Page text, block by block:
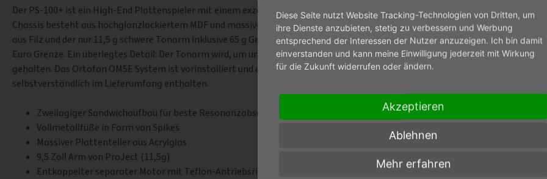
Der PS-100+ ist ein High-End Plattenspieler mit einem exzellenten Preis-Leistungs-Verhältnis! Ausgestattet mit einem 1,5 kg
Chassis besteht aus hochglanzlackiertem MDF und massiven, präzise gearbeiteten Aluminiumsockeln; dieser ruht auf
aus Filz und der nur 11,5 g schwere Tonarm inklusive 65 g Gegengewicht sowie ein Antiskating-Gewicht runden die Ausstattung
Euro Grenze. Ein überlegtes Detail: Der Tonarm wird, um unschöne Clip-Halterungen, eine unschöne Optik und einen
gehalten. Das Ortofon OM5E System ist vorinstalliert und ausgerichtet. Ein Chinch-Anschlusskabel mit Erdung und ein Paar
selbstverständlich im Lieferumfang enthalten.
Zweilagiger Sandwichaufbau für beste Resonanzabsorbtion
Vollmetallfüße in Form von Spikes
Massiver Plattenteller aus Acrylglas
9,5 Zoll Arm von ProJect (11,5g)
Entkoppelter separater Motor mit Teflon-Antriebsriemen
Diese Seite nutzt Website Tracking-Technologien von Dritten, um
ihre Dienste anzubieten, stetig zu verbessern und Werbung
entsprechend der Interessen der Nutzer anzuzeigen. Ich bin damit
einverstanden und kann meine Einwilligung jederzeit mit Wirkung
für die Zukunft widerrufen oder ändern.
Akzeptieren
Ablehnen
Mehr erfahren